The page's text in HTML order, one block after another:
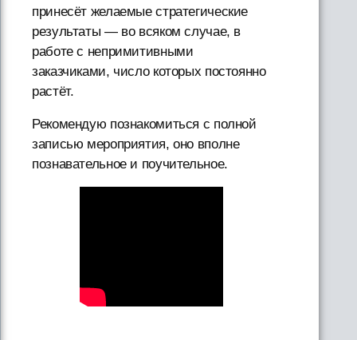
принесёт желаемые стратегические
результаты — во всяком случае, в
работе с непримитивными
заказчиками, число которых постоянно
растёт.
Рекомендую познакомиться с полной
записью мероприятия, оно вполне
познавательное и поучительное.